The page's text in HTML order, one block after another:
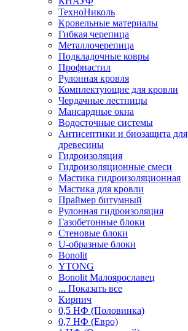
ТехноНиколь
Кровельные материалы
Гибкая черепица
Металлочерепица
Подкладочные ковры
Профнастил
Рулонная кровля
Комплектующие для кровли
Чердачные лестницы
Мансардные окна
Водосточные системы
Антисептики и биозащита для
древесины
Гидроизоляция
Гидроизоляционные смеси
Мастика гидроизоляционная
Мастика для кровли
Праймер битумный
Рулонная гидроизоляция
Газобетонные блоки
Стеновые блоки
U-образные блоки
Bonolit
YTONG
Bonolit Малоярославец
... Показать все
Кирпич
0,5 НФ (Половинка)
0,7 НФ (Евро)